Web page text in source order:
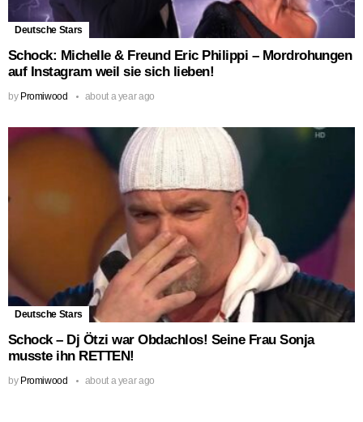
Deutsche Stars
Schock: Michelle & Freund Eric Philippi – Mordrohungen
auf Instagram weil sie sich lieben!
by Promiwood about a year ago
Deutsche Stars
Schock – Dj Ötzi war Obdachlos! Seine Frau Sonja
musste ihn RETTEN!
by Promiwood about a year ago